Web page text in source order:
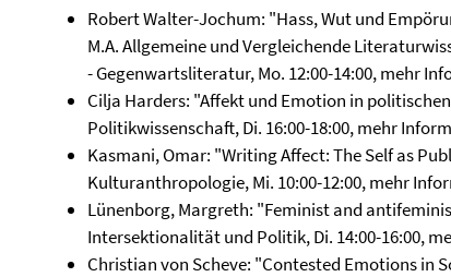
Robert Walter-Jochum: "Hass, Wut und
M.A. Allgemeine und Vergleichende
- Gegenwartsliteratur, Mo. 12:00-14:00, mehr
Cilja Harders: "Affekt und Emotion in
Politikwissenschaft, Di. 16:00-18:00, mehr
Kasmani, Omar: "Writing Affect: The Self as
Kulturanthropologie, Mi. 10:00-12:00, mehr
Lünenborg, Margreth: "Feminist and
Intersektionalität und Politik, Di. 14:00-16:00,
Christian von Scheve: "Contested Emotions in